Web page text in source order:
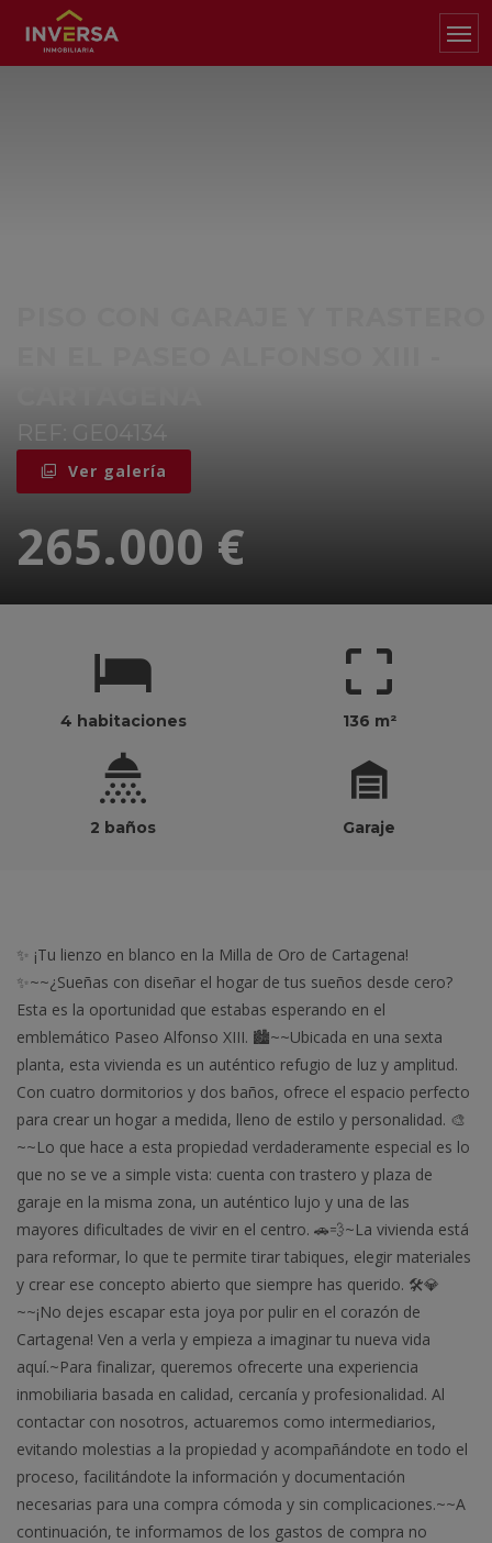
REF: GE04134
Ver galería
265.000 €
4 habitaciones 136 m²
2 baños Garaje
✨ ¡Tu lienzo en blanco en la Milla de Oro de Cartagena!
✨~~¿Sueñas con diseñar el hogar de tus sueños desde cero?
Esta es la oportunidad que estabas esperando en el
emblemático Paseo Alfonso XIII. 🏙️~~Ubicada en una sexta
planta, esta vivienda es un auténtico refugio de luz y amplitud.
Con cuatro dormitorios y dos baños, ofrece el espacio perfecto
para crear un hogar a medida, lleno de estilo y personalidad. 🎨
~~Lo que hace a esta propiedad verdaderamente especial es lo
que no se ve a simple vista: cuenta con trastero y plaza de
garaje en la misma zona, un auténtico lujo y una de las
mayores dificultades de vivir en el centro. 🚗💨~La vivienda está
para reformar, lo que te permite tirar tabiques, elegir materiales
y crear ese concepto abierto que siempre has querido. 🛠️💎
~~¡No dejes escapar esta joya por pulir en el corazón de
Cartagena! Ven a verla y empieza a imaginar tu nueva vida
aquí.~Para finalizar, queremos ofrecerte una experiencia
inmobiliaria basada en calidad, cercanía y profesionalidad. Al
contactar con nosotros, actuaremos como intermediarios,
evitando molestias a la propiedad y acompañándote en todo el
proceso, facilitándote la información y documentación
necesarias para una compra cómoda y sin complicaciones.~~A
continuación, te informamos de los gastos de compra no